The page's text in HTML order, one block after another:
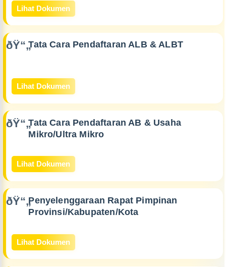
Lihat Dokumen
Tata Cara Pendaftaran ALB & ALBT
Lihat Dokumen
Tata Cara Pendaftaran AB & Usaha
Mikro/Ultra Mikro
Lihat Dokumen
Penyelenggaraan Rapat Pimpinan
Provinsi/Kabupaten/Kota
Lihat Dokumen